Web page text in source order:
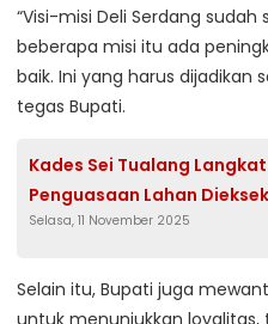
“Visi-misi Deli Serdang
beberapa misi itu ada
baik. Ini yang harus dijadikan
tegas Bupati.
Kades Sei Tualang
Penguasaan Lahan
Selasa, 11 November 2025
Selain itu, Bupati juga
untuk menunjukkan